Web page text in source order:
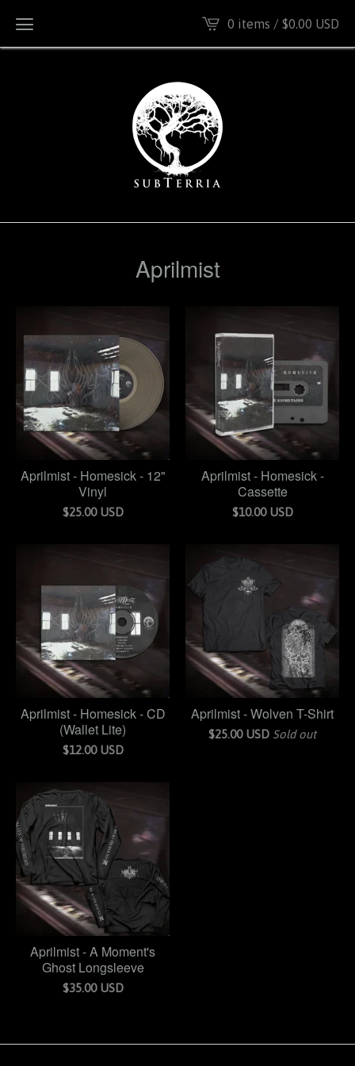
0 items / $0.00 USD
Aprilmist
Aprilmist - Homesick - 12"
Vinyl
$25.00 USD
Aprilmist - Homesick -
Cassette
$10.00 USD
Aprilmist - Homesick - CD
(Wallet Lite)
$12.00 USD
Aprilmist - Wolven T-Shirt
$25.00 USD Sold out
Aprilmist - A Moment's
Ghost Longsleeve
$35.00 USD